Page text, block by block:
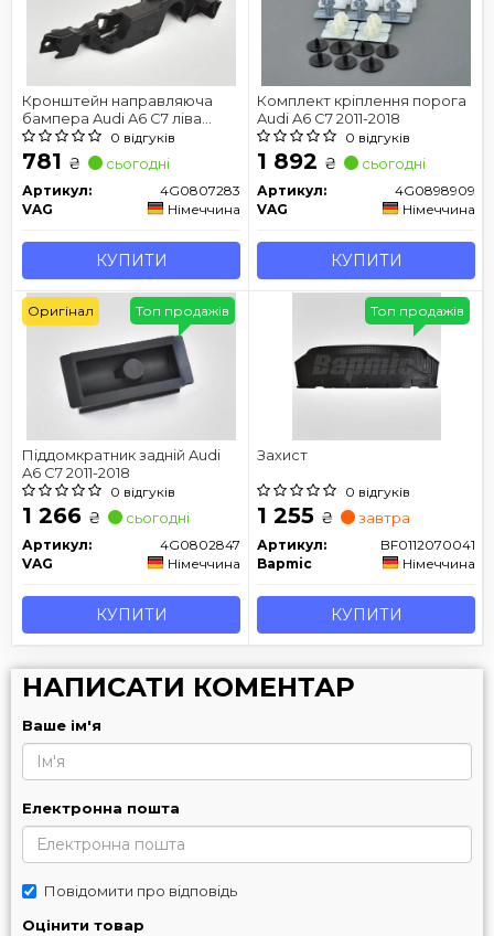
Кронштейн направляюча
бампера Audi A6 C7 ліва
передня
0 відгуків
781 ₴ сьогодні
Артикул:
4G0807283
VAG
Німеччина
КУПИТИ
Комплект кріплення порога
Audi A6 C7 2011-2018
0 відгуків
1 892 ₴ сьогодні
Артикул:
4G0898909
VAG
Німеччина
КУПИТИ
Піддомкратник задній Audi
A6 C7 2011-2018
0 відгуків
1 266 ₴ сьогодні
Артикул:
4G0802847
VAG
Німеччина
КУПИТИ
Топ продажів
Оригінал
Захист
0 відгуків
1 255 ₴ завтра
Артикул:
BF0112070041
Bapmic
Німеччина
КУПИТИ
Топ продажів
НАПИСАТИ КОМЕНТАР
Ваше ім'я
Електронна пошта
Повідомити про відповідь
Оцінити товар